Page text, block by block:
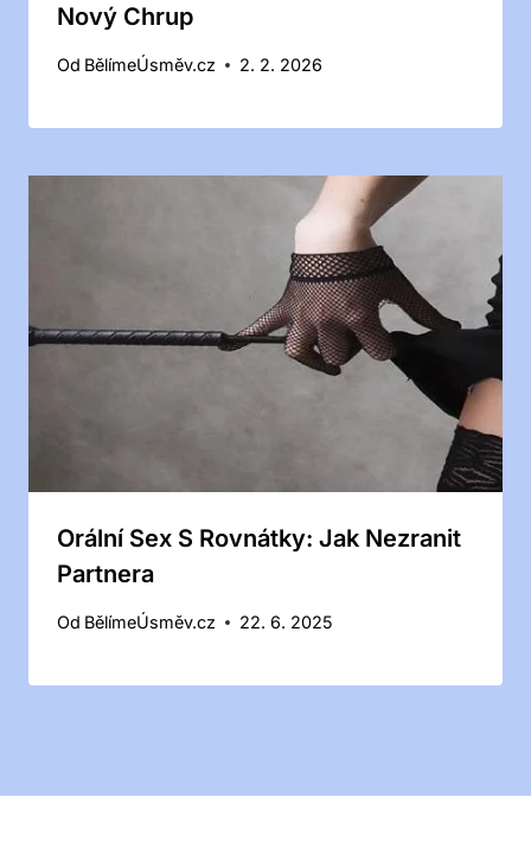
Nový Chrup
Od BělímeÚsměv.cz 2. 2. 2026
Orální Sex S Rovnátky: Jak Nezranit
Partnera
Od BělímeÚsměv.cz 22. 6. 2025